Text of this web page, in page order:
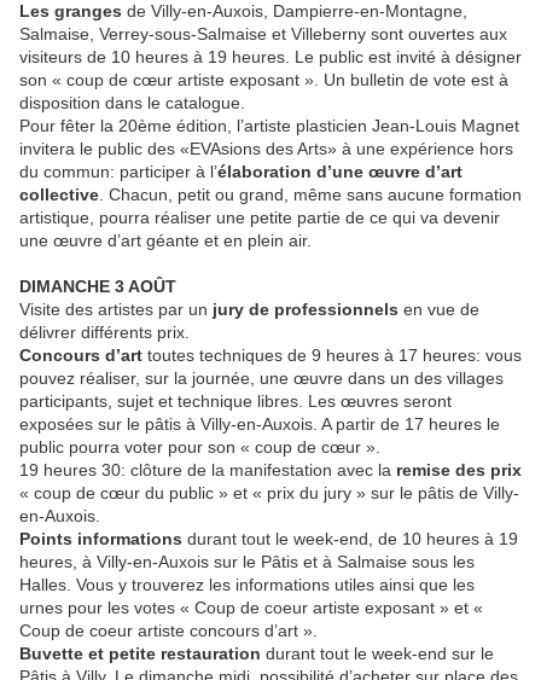
Les granges de Villy-en-Auxois, Dampierre-en-Montagne,
Salmaise, Verrey-sous-Salmaise et Villeberny sont ouvertes aux
visiteurs de 10 heures à 19 heures. Le public est invité à désigner
son « coup de cœur artiste exposant ». Un bulletin de vote est à
disposition dans le catalogue.
Pour fêter la 20ème édition, l’artiste plasticien Jean-Louis Magnet
invitera le public des «EVAsions des Arts» à une expérience hors
du commun: participer à l’élaboration d’une œuvre d’art
collective . Chacun, petit ou grand, même sans aucune formation
artistique, pourra réaliser une petite partie de ce qui va devenir
une œuvre d’art géante et en plein air.
DIMANCHE 3 AOÛT
Visite des artistes par un jury de professionnels en vue de
délivrer différents prix.
Concours d’art toutes techniques de 9 heures à 17 heures: vous
pouvez réaliser, sur la journée, une œuvre dans un des villages
participants, sujet et technique libres. Les œuvres seront
exposées sur le pâtis à Villy-en-Auxois. A partir de 17 heures le
public pourra voter pour son « coup de cœur ».
19 heures 30: clôture de la manifestation avec la remise des prix
« coup de cœur du public » et « prix du jury » sur le pâtis de Villy-
en-Auxois.
Points informations durant tout le week-end, de 10 heures à 19
heures, à Villy-en-Auxois sur le Pâtis et à Salmaise sous les
Halles. Vous y trouverez les informations utiles ainsi que les
urnes pour les votes « Coup de coeur artiste exposant » et «
Coup de coeur artiste concours d’art ».
Buvette et petite restauration durant tout le week-end sur le